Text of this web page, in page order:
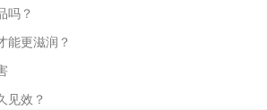
吗？
能更滋润？
见效？